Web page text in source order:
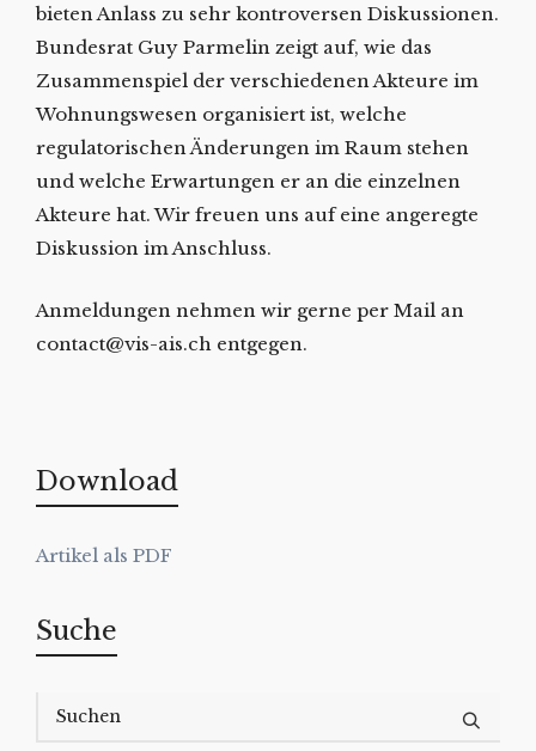
bieten Anlass zu sehr kontroversen Diskussionen.
Bundesrat Guy Parmelin zeigt auf, wie das
Zusammenspiel der verschiedenen Akteure im
Wohnungswesen organisiert ist, welche
regulatorischen Änderungen im Raum stehen
und welche Erwartungen er an die einzelnen
Akteure hat. Wir freuen uns auf eine angeregte
Diskussion im Anschluss.
Anmeldungen nehmen wir gerne per Mail an
contact@vis-ais.ch entgegen.
Download
Suche